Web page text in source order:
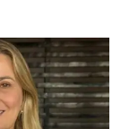
a
Prefeita
Suane
Dias
reune